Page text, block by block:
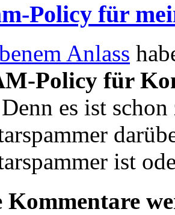
Policy für
Anlass
Policy für
es ist
ist
Kommentare